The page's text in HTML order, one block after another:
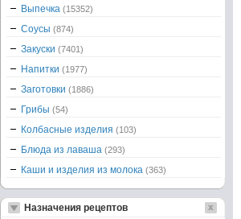
Выпечка (15352)
Соусы (874)
Закуски (7401)
Напитки (1977)
Заготовки (1886)
Грибы (54)
Колбасные изделия (103)
Блюда из лаваша (293)
Каши и изделия из молока (363)
Назначения рецептов